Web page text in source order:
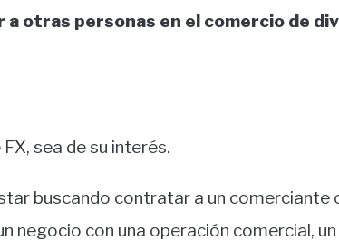
otras personas en el comercio de
sea de su interés.
buscando contratar a un comerciante
negocio con una operación comercial,